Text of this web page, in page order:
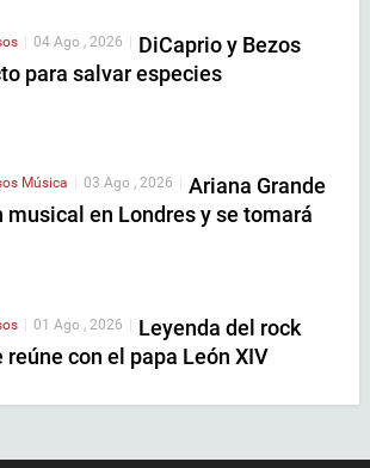
| 04 Ago , 2026 | DiCaprio y Bezos
para salvar especies
Música 03 Ago , 2026
Ariana Grande
musical en Londres y se tomará
| 01 Ago , 2026 | Leyenda del rock
con el papa León XIV